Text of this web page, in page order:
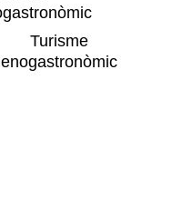
Turisme
enogastronòmic